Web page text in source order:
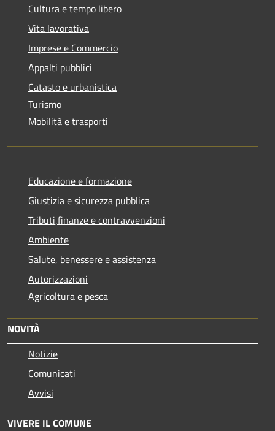
Cultura e tempo libero
Vita lavorativa
Imprese e Commercio
Appalti pubblici
Catasto e urbanistica
Turismo
Mobilità e trasporti
Educazione e formazione
Giustizia e sicurezza pubblica
Tributi,finanze e contravvenzioni
Ambiente
Salute, benessere e assistenza
Autorizzazioni
Agricoltura e pesca
NOVITÀ
Notizie
Comunicati
Avvisi
VIVERE IL COMUNE